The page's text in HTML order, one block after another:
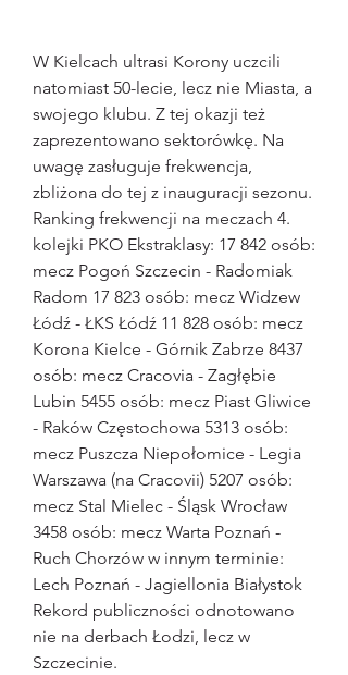
W Kielcach ultrasi Korony uczcili
natomiast 50-lecie, lecz nie Miasta, a
swojego klubu. Z tej okazji też
zaprezentowano sektorówkę. Na
uwagę zasługuje frekwencja,
zbliżona do tej z inauguracji sezonu.
Ranking frekwencji na meczach 4.
kolejki PKO Ekstraklasy: 17 842 osób:
mecz Pogoń Szczecin - Radomiak
Radom 17 823 osób: mecz Widzew
Łódź - ŁKS Łódź 11 828 osób: mecz
Korona Kielce - Górnik Zabrze 8437
osób: mecz Cracovia - Zagłębie
Lubin 5455 osób: mecz Piast Gliwice
- Raków Częstochowa 5313 osób:
mecz Puszcza Niepołomice - Legia
Warszawa (na Cracovii) 5207 osób:
mecz Stal Mielec - Śląsk Wrocław
3458 osób: mecz Warta Poznań -
Ruch Chorzów w innym terminie:
Lech Poznań - Jagiellonia Białystok
Rekord publiczności odnotowano
nie na derbach Łodzi, lecz w
Szczecinie.